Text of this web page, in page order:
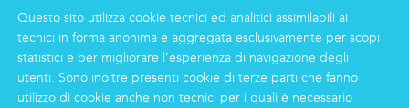
Servizio Eco Clean
INFORMAZIONI
Gruppo
Questo sito utilizza cookie tecnici ed analitici assimilabili ai
tecnici in forma anonima e aggregata esclusivamente per scopi
statistici e per migliorare l’esperienza di navigazione degli
utenti. Sono inoltre presenti cookie di terze parti che fanno
utilizzo di cookie anche non tecnici per i quali è necessario